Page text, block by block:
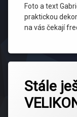
Foto a text
praktickou
na vás čekají
Stále
Velikonoce